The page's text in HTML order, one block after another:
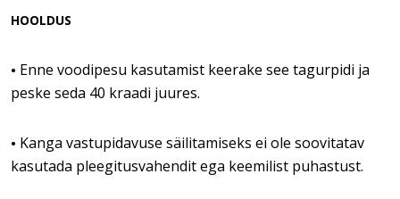
HOOLDUS
• Enne voodipesu kasutamist keerake see tagurpidi ja
peske seda 40 kraadi juures.
• Kanga vastupidavuse säilitamiseks ei ole soovitatav
kasutada pleegitusvahendit ega keemilist puhastust.